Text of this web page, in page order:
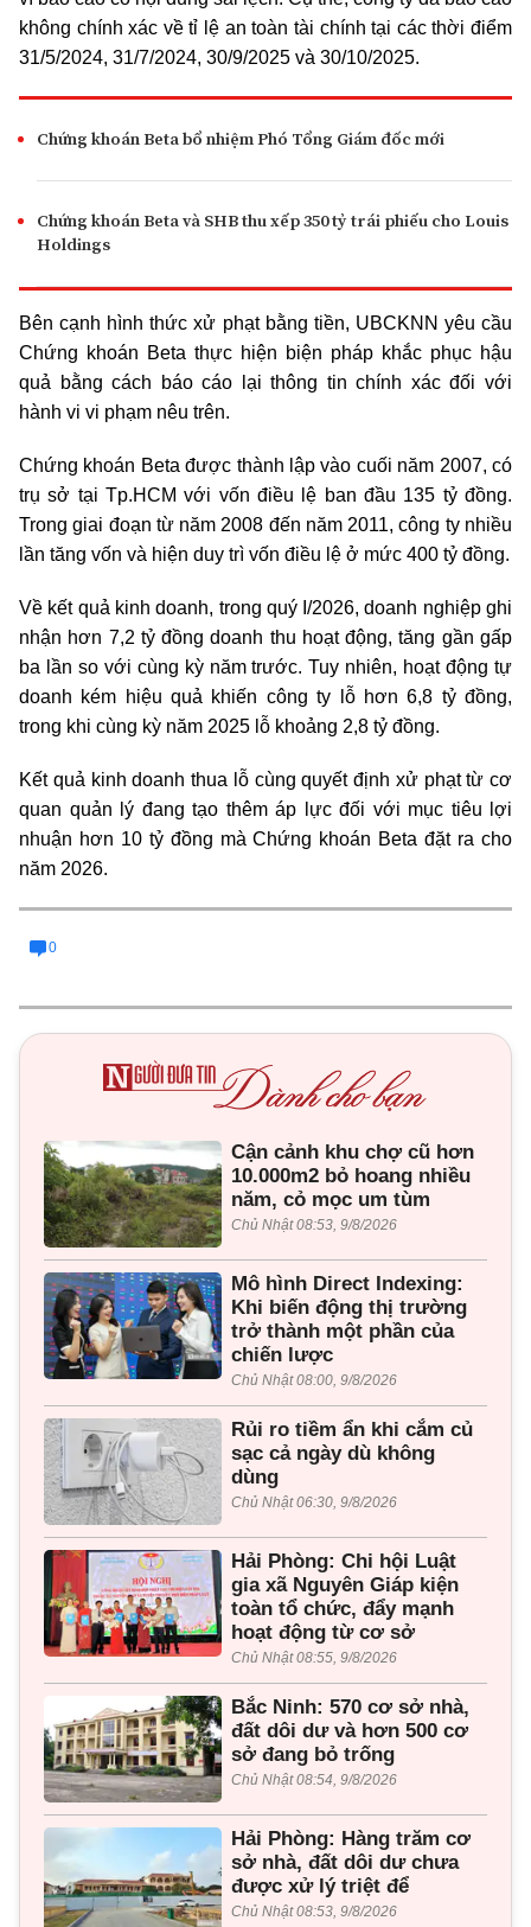
không chính xác vềtỉ lệ an toàn tài chính tại các thời điểm
31/5/2024, 31/7/2024, 30/9/2025 và 30/10/2025.
Chứng khoán Beta bổ nhiệm Phó Tổng Giám đốc mới
Chứng khoán Beta và SHB thu xếp 350 tỷ trái phiếu cho Louis
Holdings
Bên cạnh hình thức xử phạt bằng tiền, UBCKNN yêu cầu
Chứng khoán Beta thực hiện biện pháp khắc phục hậu
quả bằng cách báo cáo lại thông tin chính xác đối với
hành vi vi phạm nêu trên.
Chứng khoán Beta được thành lập vào cuối năm 2007, có
trụ sở tại Tp.HCM với vốn điều lệ ban đầu 135 tỷ đồng.
Trong giai đoạn từ năm 2008 đến năm 2011, công ty nhiều
lần tăng vốn và hiện duy trì vốn điều lệ ở mức 400 tỷ đồng.
Về kết quả kinh doanh, trong quý I/2026, doanh nghiệp ghi
nhận hơn 7,2 tỷ đồng doanh thu hoạt động, tăng gần gấp
ba lần so với cùng kỳ năm trước. Tuy nhiên, hoạt động tự
doanh kém hiệu quả khiến công ty lỗ hơn 6,8 tỷ đồng,
trong khi cùng kỳ năm 2025 lỗ khoảng 2,8 tỷ đồng.
Kết quả kinh doanh thua lỗ cùng quyết định xử phạt từ cơ
quan quản lý đang tạo thêm áp lực đối với mục tiêu lợi
nhuận hơn 10 tỷ đồng mà Chứng khoán Beta đặt ra cho
năm 2026.
0
Cận cảnh khu chợ cũ hơn
10.000m2 bỏ hoang nhiều
năm, cỏ mọc um tùm
Chủ Nhật 08:53, 9/8/2026
Mô hình Direct Indexing:
Khi biến động thị trường
trở thành một phần của
chiến lược
Chủ Nhật 08:00, 9/8/2026
Rủi ro tiềm ẩn khi cắm củ
sạc cả ngày dù không
dùng
Chủ Nhật 06:30, 9/8/2026
Hải Phòng: Chi hội Luật
gia xã Nguyên Giáp kiện
toàn tổ chức, đẩy mạnh
hoạt động từ cơ sở
Chủ Nhật 08:55, 9/8/2026
Bắc Ninh: 570 cơ sở nhà,
đất dôi dư và hơn 500 cơ
sở đang bỏ trống
Chủ Nhật 08:54, 9/8/2026
Hải Phòng: Hàng trăm cơ
sở nhà, đất dôi dư chưa
được xử lý triệt để
Chủ Nhật 08:53, 9/8/2026